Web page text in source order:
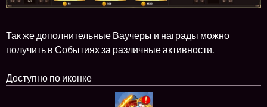
Так же дополнительные Ваучеры и награды можно
получить в Событиях за различные активности.
Доступно по иконке